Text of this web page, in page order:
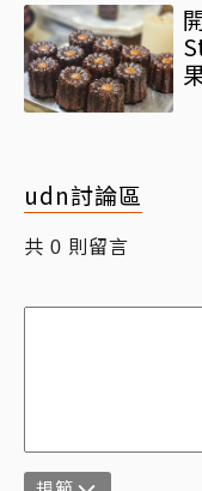
udn討論區
共 0 則留言